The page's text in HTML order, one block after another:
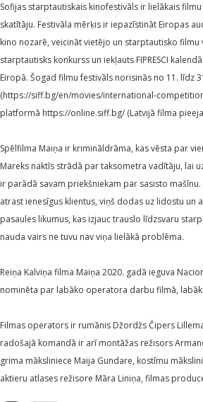
Sofijas starptautiskais kinofestivāls ir lielākais
skatītāju. Festivāla mērķis ir iepazīstināt Eiropas
kino nozarē, veicināt vietējo un starptautisko
starptautisks konkurss un iekļauts FIPRESCI
Eiropā. Šogad filmu festivāls norisinās no 11. līdz
(https://siff.bg/en/movies/international-
platformā https://online.siff.bg/ (Latvijā filma
Spēlfilma Maiņa ir krimināldrāma, kas vēsta par
Mareks naktīs strādā par taksometra vadītāju, lai
ir parādā savam priekšniekam par sasisto
atrast ienesīgus klientus, viņš dodas uz lidostu un
pasaules likumus, kas izjauc trauslo līdzsvaru
nauda vairs ne tuvu nav viņa lielākā problēma.
Reiņa Kalviņa filma Maiņa 2020. gadā ieguva
nominēta par labāko operatora darbu filmā,
Filmas operators ir rumānis Džordžs Čipers
radošajā komandā ir arī montāžas režisors
grima māksliniece Maija Gundare, kostīmu
aktieru atlases režisore Māra Liniņa, filmas